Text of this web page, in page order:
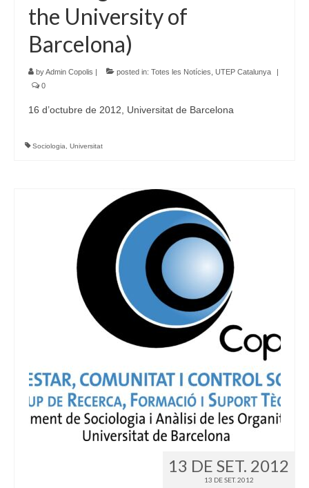
the University of
Barcelona)
byAdmin Copolis | posted in: Totes les Notícies UTEP Catalunya
|
0
16 d’octubre de 2012, Universitat de Barcelona
Sociologia Universitat
13 DE SET. 2012
13 DE SET. 2012